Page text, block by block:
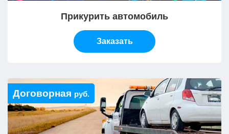
Прикурить автомобиль
Заказать
Договорная руб.